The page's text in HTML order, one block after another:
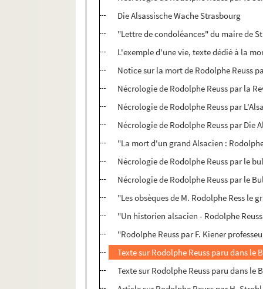
Die Alsassische Wache Strasbourg
"Lettre de condoléances" du maire de
L'exemple d'une vie, texte dédié à la
Notice sur la mort de Rodolphe Reuss
Nécrologie de Rodolphe Reuss par la
Nécrologie de Rodolphe Reuss par
Nécrologie de Rodolphe Reuss par Die
"La mort d'un grand Alsacien :
Nécrologie de Rodolphe Reuss par le
Nécrologie de Rodolphe Reuss par le
"Les obsèques de M. Rodolphe Ress le
"Un historien alsacien - Rodolphe
"Rodolphe Reuss par F. Kiener
Texte sur Rodolphe Reuss paru dans
Texte sur Rodolphe Reuss paru dans